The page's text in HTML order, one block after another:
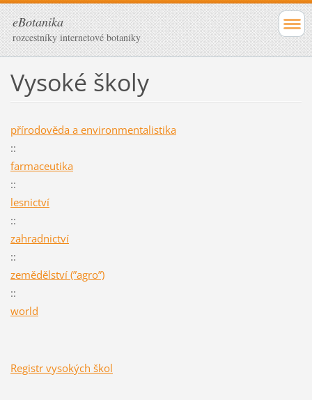
eBotanika
rozcestníky internetové botaniky
Vysoké školy
přírodověda a environmentalistika
::
farmaceutika
::
lesnictví
::
zahradnictví
::
zemědělství (”agro”)
::
world
Registr vysokých škol